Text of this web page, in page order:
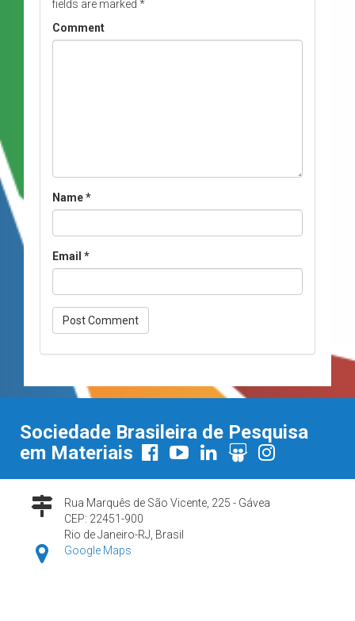
fields are marked *
Comment
Name*
Email *
Sociedade Brasileira de Pesquisa
em Materiais
Rua Marquês de São Vicente, 225 - Gávea
CEP: 22451-900
Rio de Janeiro-RJ, Brasil
Google Maps